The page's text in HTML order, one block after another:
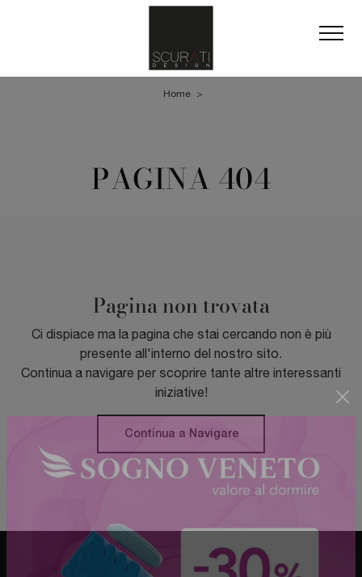
Home >
PAGINA 404
Pagina non trovata
Ci dispiace ma la pagina che stai cercando non è più
presente all'interno del nostro sito.
Continua a navigare per scoprire tante altre interessanti
iniziative!
Continua a Navigare